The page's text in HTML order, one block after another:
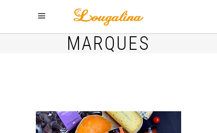
MARQUES
Panneau de gestion des cookies